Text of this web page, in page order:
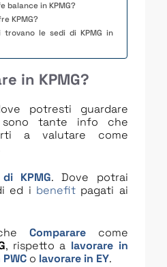
balance in KPMG?
KPMG?
le sedi di KPMG in
in KPMG?
potresti guardare
tante info che
a valutare come
KPMG. Dove potrai
ed i benefitpagati ai
Compararecome
, rispetto a lavorare in
o lavorare in EY.